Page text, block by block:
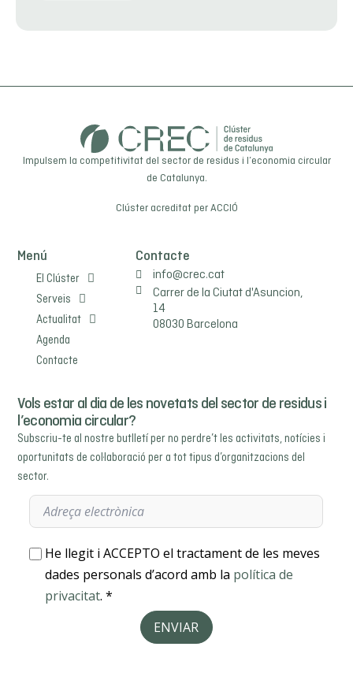
Impulsem la competitivitat del sector de residus i l’economia circular
de Catalunya.
Clúster acreditat perACCIÓ
Menú
El Clúster
Serveis
Actualitat
Agenda
Contacte
Contacte
info@crec.cat
Carrer de la Ciutat d'Asuncion,
14
08030 Barcelona
Vols estar al dia de les novetats del sector de residus i
l’economia circular?
Subscriu-te al nostre butlletí per no perdre’t les activitats, notícies i
oportunitats de col·laboració per a tot tipus d’organitzacions del
sector.